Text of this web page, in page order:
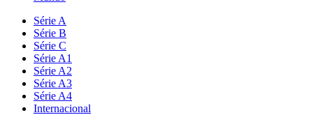
Série A
Série B
Série C
Série A1
Série A2
Série A3
Série A4
Internacional